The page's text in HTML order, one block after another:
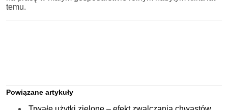
temu.
Powiązane artykuły